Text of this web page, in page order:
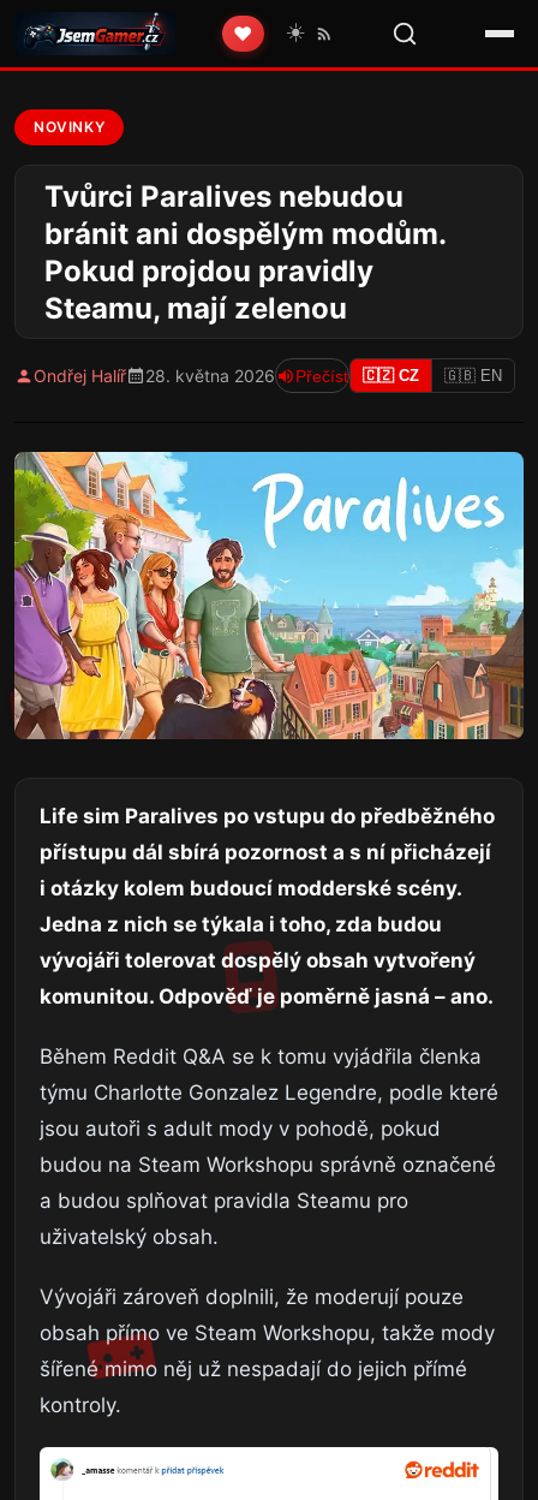
❤️ ☀️
NOVINKY
Tvůrci Paralives nebudou
bránit ani dospělým modům.
Pokud projdou pravidly
Steamu, mají zelenou
Ondřej Halíř 28. května 2026 Přečíst 🇨🇿 CZ 🇬🇧 EN
Life sim Paralives po vstupu do předběžného
přístupu dál sbírá pozornost a s ní přicházejí
i otázky kolem budoucí modderské scény.
Jedna z nich se týkala i toho, zda budou
vývojáři tolerovat dospělý obsah vytvořený
komunitou. Odpověď je poměrně jasná – ano.
Během Reddit Q&A se k tomu vyjádřila členka
týmu Charlotte Gonzalez Legendre, podle které
jsou autoři s adult mody v pohodě, pokud
budou na Steam Workshopu správně označené
a budou splňovat pravidla Steamu pro
uživatelský obsah.
Vývojáři zároveň doplnili, že moderují pouze
obsah přímo ve Steam Workshopu, takže mody
šířené mimo něj už nespadají do jejich přímé
kontroly.